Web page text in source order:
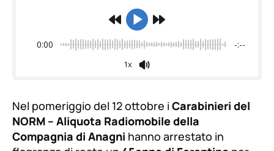
fuente
fuente.
0:00 -:--
1x
Nel pomeriggio del 12 ottobre i Carabinieri del
NORM – Aliquota Radiomobile della
Compagnia di Anagni hanno arrestato in